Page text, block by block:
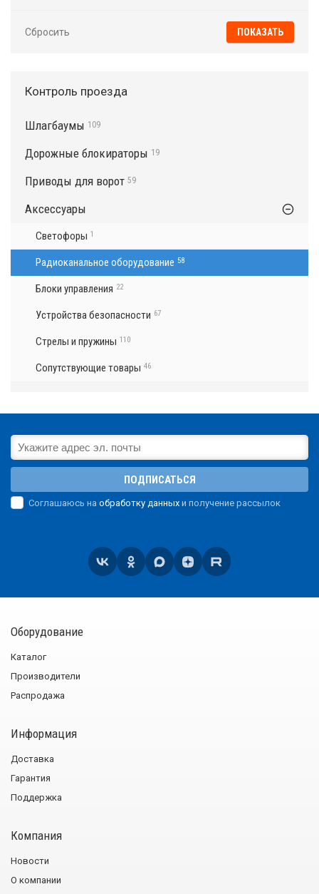
Сбросить
Контроль проезда
Шлагбаумы 109
Дорожные блокираторы 19
Приводы для ворот 59
Аксессуары
Светофоры 1
Радиоканальное оборудование 58
Блоки управления 22
Устройства безопасности 67
Стрелы и пружины 110
Сопутствующие товары 46
ПОДПИСАТЬСЯ
Соглашаюсь на обработку данных и получение рассылок
Оборудование
Каталог
Производители
Распродажа
Информация
Доставка
Гарантия
Поддержка
Компания
Новости
О компании